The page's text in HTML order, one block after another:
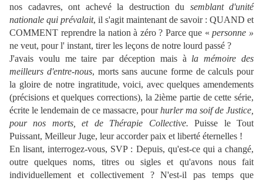
nos cadavres, ont achevé la destruction du semblant d'unité
nationale qui prévalait, il s'agit maintenant de savoir : QUAND et
COMMENT reprendre la nation à zéro ? Parce que «personne »
ne veut, pour l' instant, tirer les leçons de notre lourd passé ?
J'avais voulu me taire par déception mais à la mémoire des
meilleurs d'entre-nous, morts sans aucune forme de calculs pour
la gloire de notre ingratitude, voici, avec quelques amendements
(précisions et quelques corrections), la 2ième partie de cette série,
écrite le lendemain de ce massacre, pourhurler ma soif de Justice,
pour nos morts, et de Thérapie Collective. Puisse le Tout
Puissant, Meilleur Juge, leur accorder paix et liberté éternelles !
En lisant, interrogez-vous, SVP : Depuis, qu'est-ce qui a changé,
outre quelques noms, titres ou sigles et qu'avons nous fait
individuellement et collectivement ? N'est-il pas temps que